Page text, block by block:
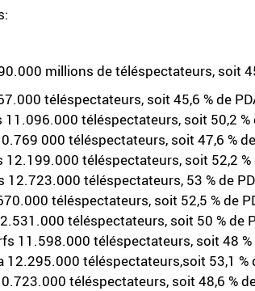
millions de téléspectateurs, soit
téléspectateurs, soit 45,6 % de
téléspectateurs, soit 50,2 %
000 téléspectateurs, soit 47,6 %
téléspectateurs, soit 52,2 %
téléspectateurs, 53 % de
téléspectateurs, soit 52,5 % de
téléspectateurs, soit 50 % de
11.598.000 téléspectateurs, soit 48 %
téléspectateurs,soit 53,1 %
téléspectateurs, soit 48,6 %